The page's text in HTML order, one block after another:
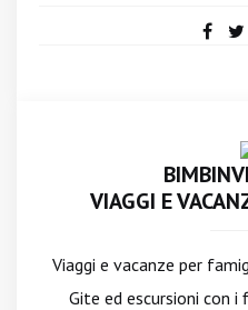
VIAGGI E
Viaggi e vacanze per
Gite ed escursioni con i